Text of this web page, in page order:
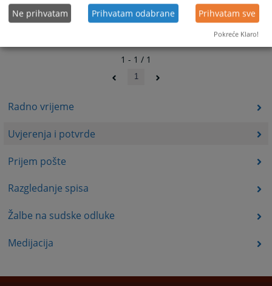
Radno vrijeme
Uvjerenja i potvrde
Prijem pošte
Razgledanje spisa
Žalbe na sudske odluke
Medijacija
1 - 1 / 1
1
Ne prihvatam Prihvatam odabrane Prihvatam sve
Pokreće Klaro!